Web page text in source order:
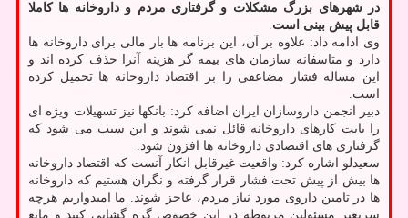
در شهرهای بزرگ مشکلات و گرفتاری مردم و داروخانه ها کاملا
قابل پیش بینی است.
وی ادامه داد: علاوه بر آن، این برنامه ها بار مالی برای داروخانه ها
دارد و متاسفانه سازمان های بیمه گر هزینه آنرا حذف کرده اند و
این مساله فشار مضاعفی را بر اقتصاد داروخانه ها تحمیل کرده
است.
دبیر انجمن داروسازان ایران اضافه کرد: بانکها نیز تسهیلات ویژه ای
را بابت کارهای داروخانه قائل نمی شوند و این سبب می شود که
گرفتاری های اقتصادی داروخانه ها افزون شود.
سعیدلو اشاره کرد: واقعیت غیرقابل انکار آنست که اقتصاد داروخانه
ها بیش از پیش تحت فشار قرار گرفته و نگران هستیم که داروخانه
ها در تامین داروی مورد نیاز مردم، عاجز شوند. ما امیدواریم هرچه
سریعتر مسئولین مربوطه در این خصوص گره گشایی کنند و مانع